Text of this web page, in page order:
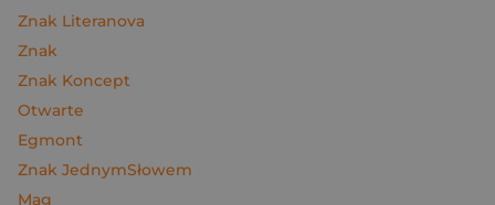
Znak Literanova
Znak
Znak Koncept
Otwarte
Egmont
Znak JednymSłowem
Mag